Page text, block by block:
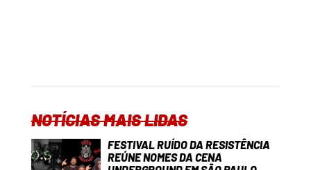
NOTÍCIAS MAIS LIDAS
FESTIVAL RUÍDO DA RESISTÊNCIA
REÚNE NOMES DA CENA